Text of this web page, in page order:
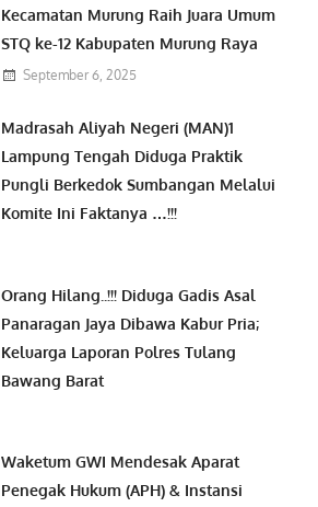
Kecamatan Murung Raih Juara Umum
STQ ke-12 Kabupaten Murung Raya
September 6, 2025
Madrasah Aliyah Negeri (MAN)1
Lampung Tengah Diduga Praktik
Pungli Berkedok Sumbangan Melalui
Komite Ini Faktanya …!!!
Orang Hilang..!!! Diduga Gadis Asal
Panaragan Jaya Dibawa Kabur Pria;
Keluarga Laporan Polres Tulang
Bawang Barat
Waketum GWI Mendesak Aparat
Penegak Hukum (APH) & Instansi